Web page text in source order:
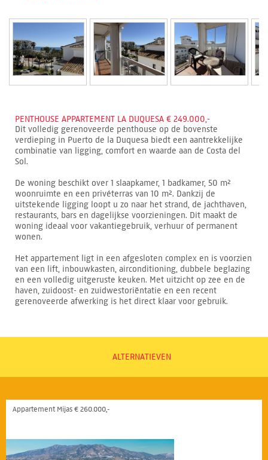
PENTHOUSE APPARTEMENT LA DUQUESA € 249.000,-
Dit volledig gerenoveerde penthouse op de bovenste
verdieping in Puerto de la Duquesa biedt een aantrekkelijke
combinatie van ligging, comfort en waarde aan de Costa del
Sol.
De woning beschikt over 1 slaapkamer, 1 badkamer, 50 m²
woonruimte en een privéterras van 10 m². Dankzij de
uitstekende ligging loopt u zo naar het strand, de jachthaven,
restaurants, bars en dagelijkse voorzieningen. Dit maakt de
woning ideaal voor vakantiegebruik, verhuur of permanent
wonen.
Het appartement ligt in een afgesloten complex en is voorzien
van een lift, inbouwkasten, airconditioning, dubbele beglazing
en een volledig uitgeruste keuken. Met uitzicht op zee en de
haven, zuidoost- en zuidwestoriëntatie en een recent
gerenoveerde afwerking is het direct klaar voor gebruik.
ALTERNATIEVEN
Appartement Mijas € 260.000,-